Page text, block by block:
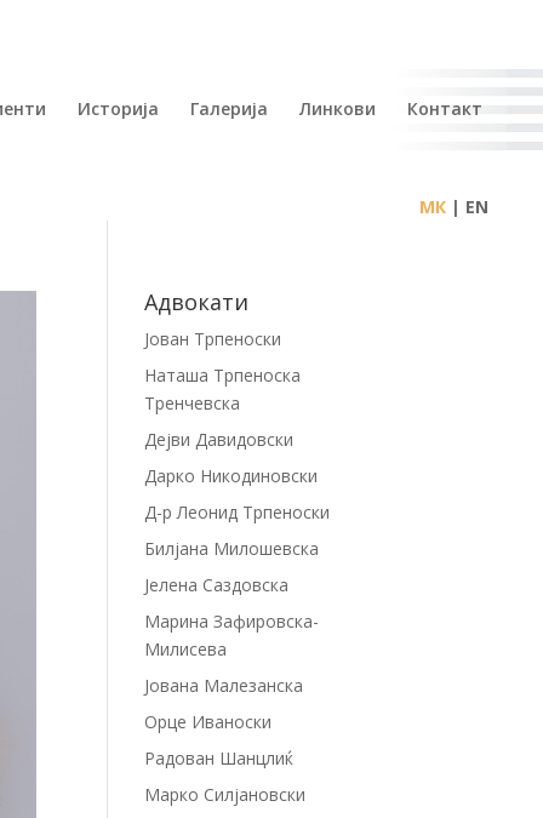
Историја Галерија Линкови Контакт
| EN
Адвокати
Јован Трпеноски
Наташа Трпеноска
Тренчевска
Дејви Давидовски
Дарко Никодиновски
Д-р Леонид Трпеноски
Билјана Милошевска
Јелена Саздовска
Марина Зафировска-
Милисева
Јована Малезанска
Орце Иваноски
Радован Шанцлиќ
Марко Силјановски